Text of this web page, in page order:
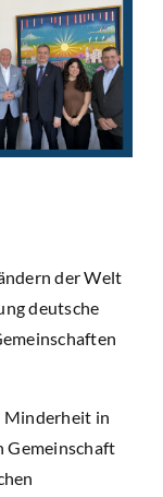
der Welt
deutsche
Minderheit in
Gemeinschaft